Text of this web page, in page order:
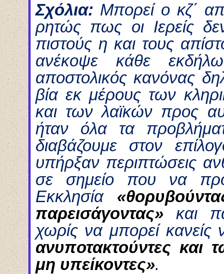
Σχόλια: Μπορεί ο κζ΄
ρητώς πως οι Ιερείς
πιστούς η και τους
ανέκοψε κάθε
αποστολικός κανόνας
βία εκ μέρους των
και των λαϊκών προς
ήταν όλα τα
διαβάζουμε στον
υπήρξαν περιπτώσεις
σε σημείο που να
Εκκλησία
παρεισάγοντας»και
χωρίς να μπορεί κανείς
ανυποτακτούντες και
μη υπείκοντες».